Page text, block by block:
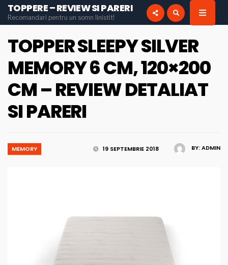
INSTAGRAM PINTEREST
for:
TOPPERE – REVIEW SI PARERI
Recomandari pentru un somn linistit!
TOPPER SLEEPY SILVER
MEMORY 6 CM, 120×200
CM – REVIEW DETALIAT
SI PARERI
BY:ADMIN
19 SEPTEMBRIE 2018
MEMORY